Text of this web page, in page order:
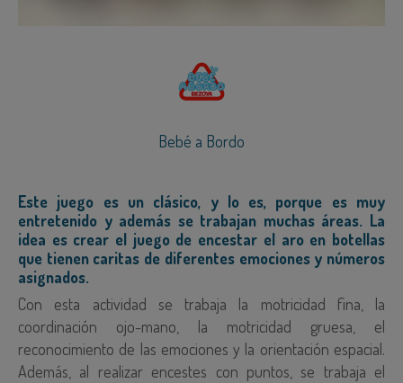
Bebé a Bordo
Este juego es un clásico, y lo es, porque es muy
entretenido y además se trabajan muchas áreas. La
idea es crear el juego de encestar el aro en botellas
que tienen caritas de diferentes emociones y números
asignados.
Con esta actividad se trabaja la motricidad fina, la
coordinación ojo-mano, la motricidad gruesa, el
reconocimiento de las emociones y la orientación espacial.
Además, al realizar encestes con puntos, se trabaja el